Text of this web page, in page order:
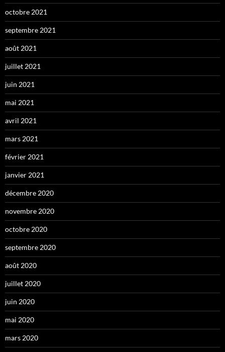
octobre 2021
septembre 2021
août 2021
juillet 2021
juin 2021
mai 2021
avril 2021
mars 2021
février 2021
janvier 2021
décembre 2020
novembre 2020
octobre 2020
septembre 2020
août 2020
juillet 2020
juin 2020
mai 2020
mars 2020